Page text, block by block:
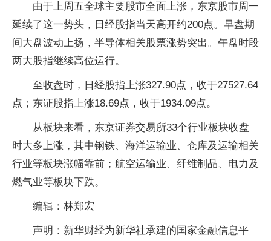
由于上周五全球主要股市全面上涨，东京股市周一
延续了这一势头，日经股指当天高开约200点。早盘期
间大盘波动上扬，半导体相关股票涨势突出。午盘时段
两大股指继续高位运行。
至收盘时，日经股指上涨327.90点，收于27527.64
点；东证股指上涨18.69点，收于1934.09点。
从板块来看，东京证券交易所33个行业板块收盘
时大多上涨，其中钢铁、海洋运输业、仓库及运输相关
行业等板块涨幅靠前；航空运输业、纤维制品、电力及
燃气业等板块下跌。
编辑：林郑宏
声明：新华财经为新华社承建的国家金融信息平